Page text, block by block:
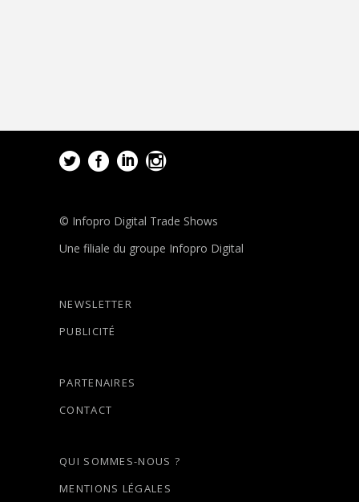
© Infopro Digital Trade Shows
Une filiale du groupe Infopro Digital
NEWSLETTER
PUBLICITÉ
PARTENAIRES
CONTACT
QUI SOMMES-NOUS ?
MENTIONS LÉGALES